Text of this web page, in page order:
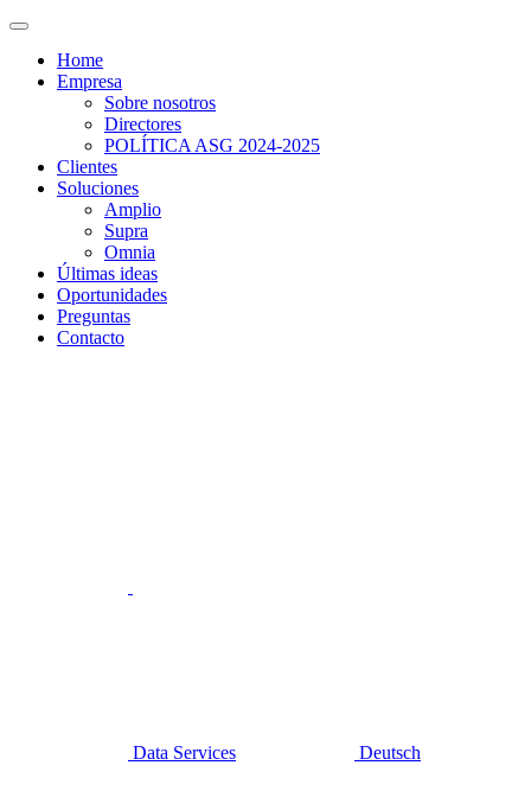
Home
Empresa
Sobre nosotros
Directores
POLÍTICA ASG 2024-2025
Clientes
Soluciones
Amplio
Supra
Omnia
Últimas ideas
Oportunidades
Preguntas
Contacto
Data Services Deutsch